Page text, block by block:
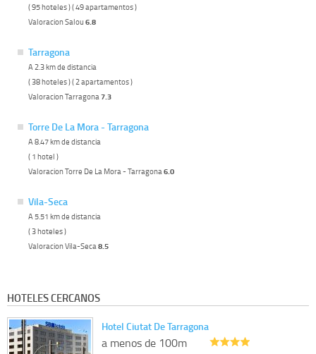
( 95 hoteles ) ( 49 apartamentos )
Valoracion Salou 6.8
Tarragona
A 2.3 km de distancia
( 38 hoteles ) ( 2 apartamentos )
Valoracion Tarragona 7.3
Torre De La Mora - Tarragona
A 8.47 km de distancia
( 1 hotel )
Valoracion Torre De La Mora - Tarragona 6.0
Vila-Seca
A 5.51 km de distancia
( 3 hoteles )
Valoracion Vila-Seca 8.5
HOTELES CERCANOS
Hotel Ciutat De Tarragona
a menos de 100m